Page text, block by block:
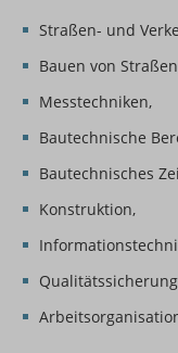
Straßen- und
Bauen von
Messtechniken,
Bautechnische
Bautechnisches
Konstruktion,